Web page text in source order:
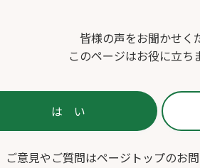
皆様の声をお聞かせく
このページはお役に立ち
ご意見やご質問はページトップのお